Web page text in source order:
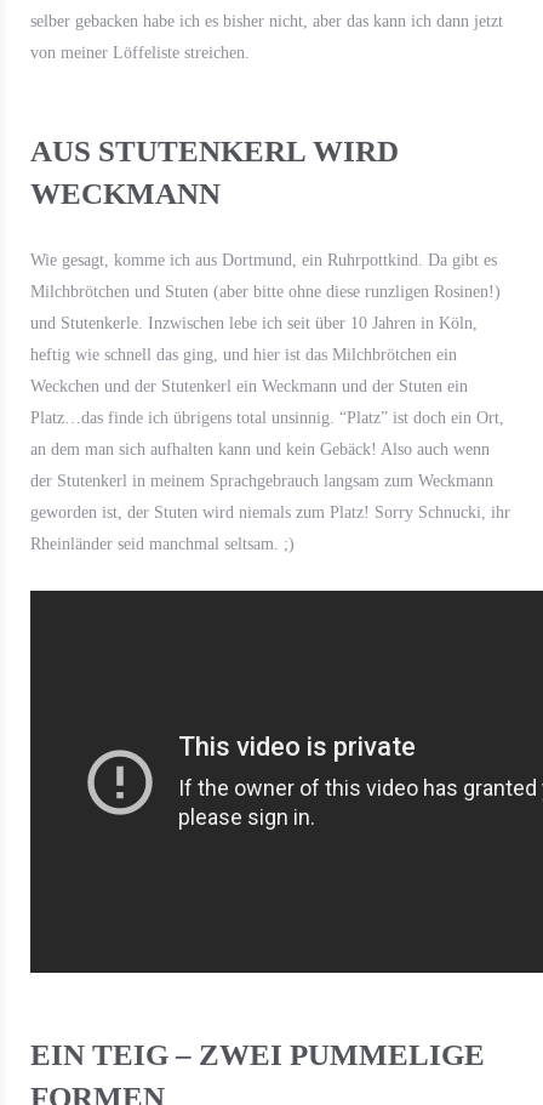
selber gebacken habe ich es bisher nicht, aber das kann ich dann jetzt
von meiner Löffeliste streichen.
AUS STUTENKERL WIRD
WECKMANN
Wie gesagt, komme ich aus Dortmund, ein Ruhrpottkind. Da gibt es
Milchbrötchen und Stuten (aber bitte ohne diese runzligen Rosinen!)
und Stutenkerle. Inzwischen lebe ich seit über 10 Jahren in Köln,
heftig wie schnell das ging, und hier ist das Milchbrötchen ein
Weckchen und der Stutenkerl ein Weckmann und der Stuten ein
Platz…das finde ich übrigens total unsinnig. “Platz” ist doch ein Ort,
an dem man sich aufhalten kann und kein Gebäck! Also auch wenn
der Stutenkerl in meinem Sprachgebrauch langsam zum Weckmann
geworden ist, der Stuten wird niemals zum Platz! Sorry Schnucki, ihr
Rheinländer seid manchmal seltsam. ;)
EIN TEIG – ZWEI PUMMELIGE
FORMEN